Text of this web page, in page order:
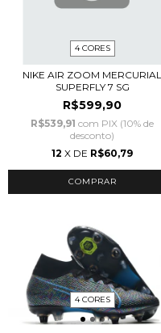
4 CORES
NIKE AIR ZOOM MERCURIAL
SUPERFLY 7 SG
R$599,90
R$539,91 com PIX (10% de
desconto)
12 X DE R$60,79
COMPRAR
4 CORES